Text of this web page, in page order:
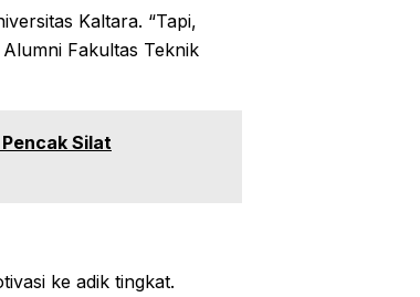
Kaltara. “Tapi,
Fakultas Teknik
Silat
ke adik tingkat.